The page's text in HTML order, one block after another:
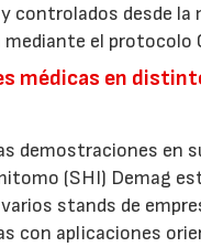
controlados desde la
el protocolo
médicas en
demostraciones en
(SHI) Demag
stands de
con aplicaciones